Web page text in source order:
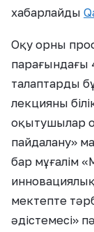
хабарлайды
Оқу орны
парағындағы
талаптарды
лекцияны
оқытушылар
пайдалану»
бар мұғалім
мектепте
әдістемесі»